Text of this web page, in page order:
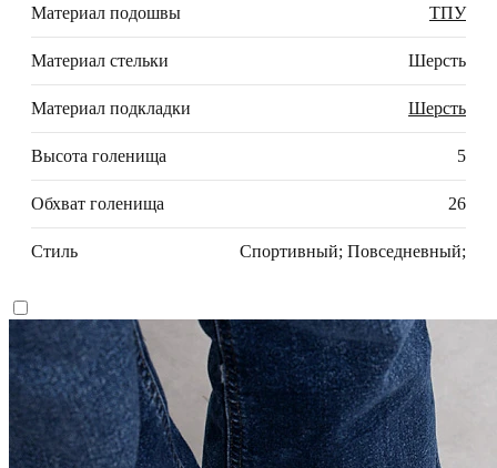
Материал подошвы ТПУ
Материал стельки Шерсть
Материал подкладки Шерсть
Высота голенища 5
Обхват голенища 26
Стиль Спортивный; Повседневный;